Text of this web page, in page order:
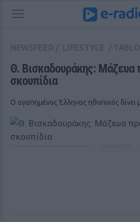
Θ. Βισκαδουράκης: Μάζευα
σκουπίδια
Ο αγαπημένος Έλληνας ηθοποιός